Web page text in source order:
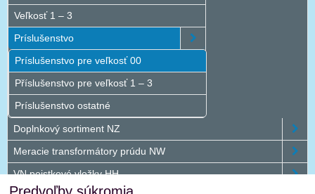
Veľkosť 1 – 3
Príslušenstvo
Príslušenstvo pre veľkosť 00
Příslušenstvo pre veľkosť 1 – 3
Príslušenstvo ostatné
Doplnkový sortiment NZ
Meracie transformátory prúdu NW
VN poistkové vložky HH